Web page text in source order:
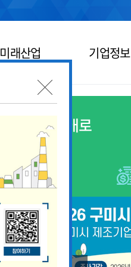
미래산업 기업정보
기업애로
접수